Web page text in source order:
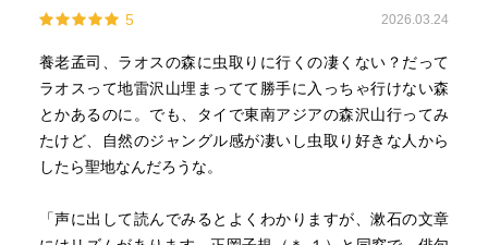
5 2026.03.24
養老孟司、ラオスの森に虫取りに行くの凄くない？だって
ラオスって地雷沢山埋まってて勝手に入っちゃ行けない森
とかあるのに。でも、タイで東南アジアの森沢山行ってみ
たけど、自然のジャングル感が凄いし虫取り好きな人から
したら聖地なんだろうな。
「声に出して読んでみるとよくわかりますが、漱石の文章